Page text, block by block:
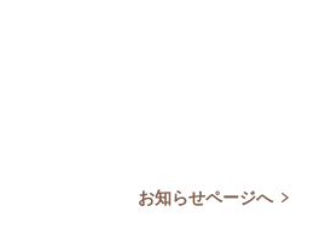
お知らせページへ